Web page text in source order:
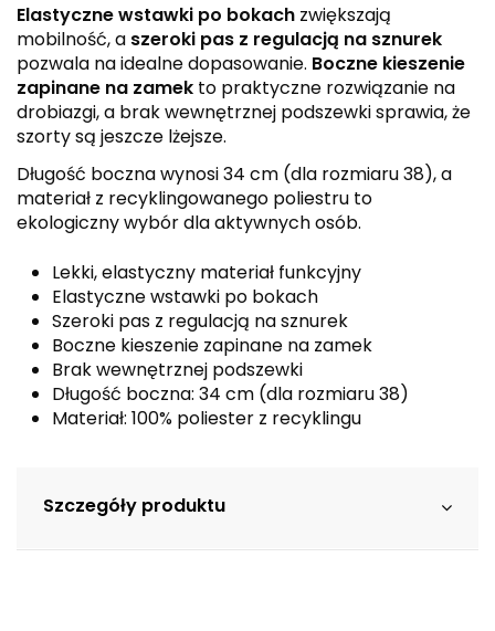
Elastyczne wstawki po bokach zwiększają
mobilność, a szeroki pas z regulacją na sznurek
pozwala na idealne dopasowanie. Boczne kieszenie
zapinane na zamek to praktyczne rozwiązanie na
drobiazgi, a brak wewnętrznej podszewki sprawia, że
szorty są jeszcze lżejsze.
Długość boczna wynosi 34 cm (dla rozmiaru 38), a
materiał z recyklingowanego poliestru to
ekologiczny wybór dla aktywnych osób.
Lekki, elastyczny materiał funkcyjny
Elastyczne wstawki po bokach
Szeroki pas z regulacją na sznurek
Boczne kieszenie zapinane na zamek
Brak wewnętrznej podszewki
Długość boczna: 34 cm (dla rozmiaru 38)
Materiał: 100% poliester z recyklingu
Szczegóły produktu